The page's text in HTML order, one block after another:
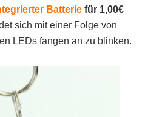
Batterie für 1,00€
sich mit einer Folge von
LEDs fangen an zu blinken.